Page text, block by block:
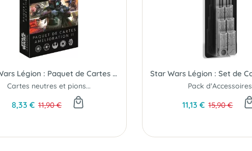
Star Wars Légion : Paquet de Cartes Amélioration 2
Cartes neutres et pions...
8,33 € 11,90 €
Pack d'Accessoires
11,13 € 15,90 €